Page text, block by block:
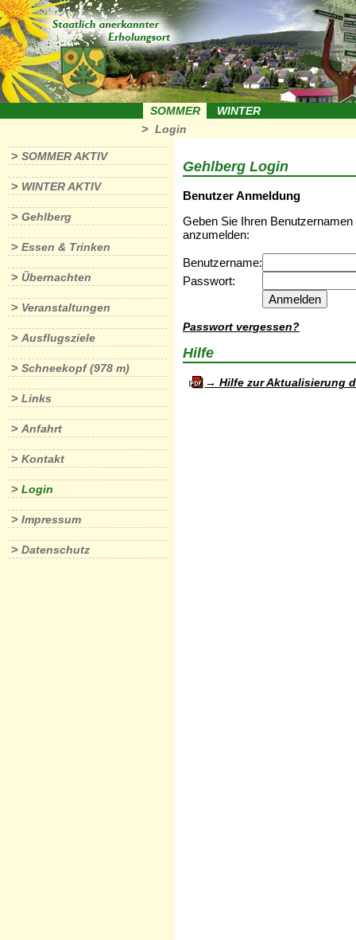
SOMMER WINTER
> Login
> SOMMER AKTIV
> WINTER AKTIV
> Gehlberg
> Essen & Trinken
> Übernachten
> Veranstaltungen
> Ausflugsziele
> Schneekopf (978 m)
> Links
> Anfahrt
> Kontakt
> Login
> Impressum
> Datenschutz
Gehlberg Login
Benutzer Anmeldung
Geben Sie Ihren
anzumelden:
Benutzername:
Passwort:
Passwort vergessen?
Hilfe
Hilfe zur Aktualisierung